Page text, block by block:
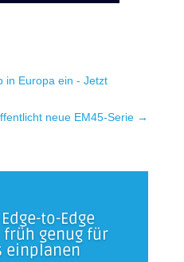
in Europa ein - Jetzt
neue EM45-Serie →
to-Edge
genug für
einplanen